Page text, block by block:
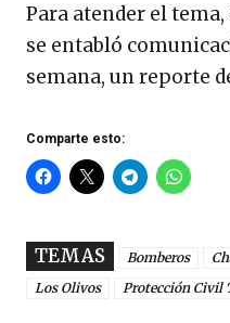
Para atender el
se entabló
semana, un reporte
Comparte esto:
TEMAS Bomberos
Los Olivos
Protección Civil